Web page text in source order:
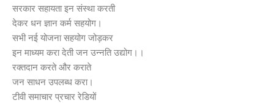
सरकार सहायता इन संस्था करती
देकर धन ज्ञान कर्म सहयोग।
सभी नई योजना सहयोग जोड़कर
इन माध्यम करा देती जन उन्नति उद्योग।।
रक्तदान करते और कराते
जन साधन उपलब्ध करा।
टीवी समाचार प्रचार रेडियों